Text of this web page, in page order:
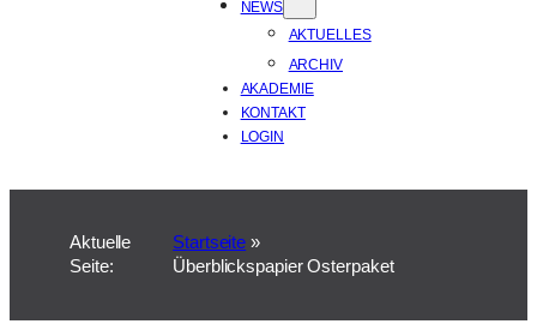
NEWS
AKTUELLES
ARCHIV
AKADEMIE
KONTAKT
LOGIN
Aktuelle
Seite:
Startseite »
Überblickspapier Osterpaket